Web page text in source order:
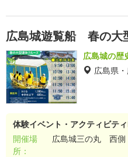
広島城遊覧船 春の大
広島城の歴
広島県
体験イベント・アクティビテ
開催場
所：
広島城三の丸 西